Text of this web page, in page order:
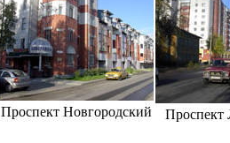
Проспект Новгородский Проспект